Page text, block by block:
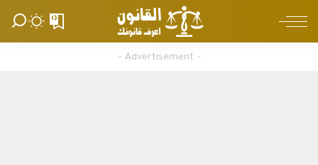
0
– Advertisement –